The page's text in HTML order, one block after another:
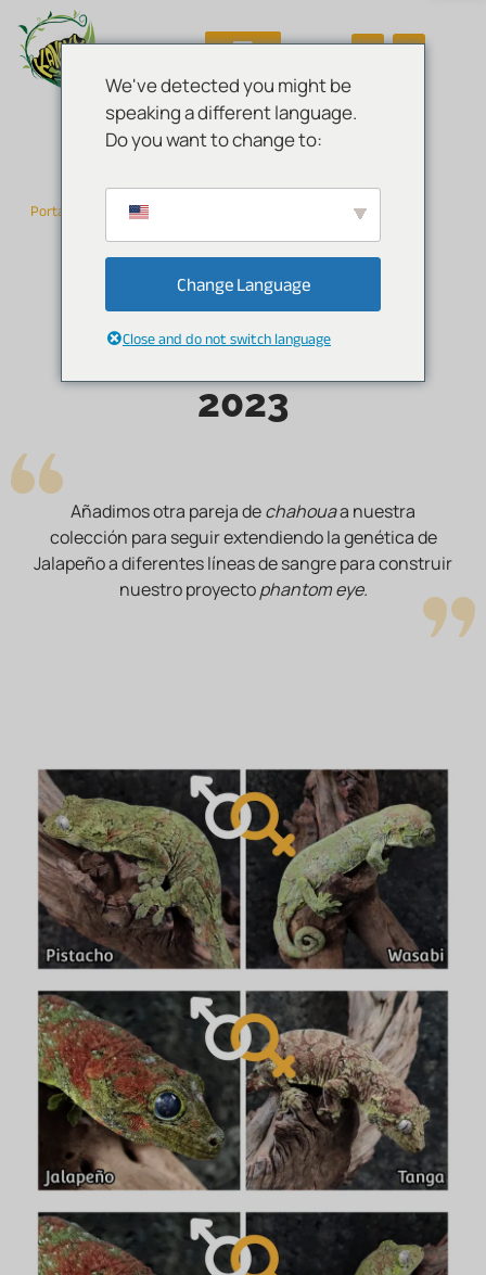
Mniarogekko chahoua
CRUCES 2023
Portada Mniarogekko chahoua – Histórico de cruces»
2023
Añadimos otra pareja dechahouaa nuestra
colección para seguir extendiendo la genética de
Jalapeño a diferentes líneas de sangre para construir
nuestro proyectophantom eye.
We've detected you might be
speaking a different language.
Do you want to change to:
Change Language
Close and do not switch language